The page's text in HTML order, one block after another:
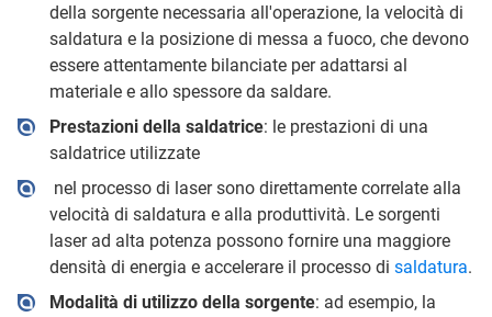
della sorgente necessaria all'operazione, la velocità di
saldatura e la posizione di messa a fuoco, che devono
essere attentamente bilanciate per adattarsi al
materiale e allo spessore da saldare.
Prestazioni della saldatrice: le prestazioni di una
saldatrice utilizzate
nel processo di laser sono direttamente correlate alla
velocità di saldatura e alla produttività. Le sorgenti
laser ad alta potenza possono fornire una maggiore
densità di energia e accelerare il processo di saldatura.
Modalità di utilizzo della sorgente: ad esempio, la